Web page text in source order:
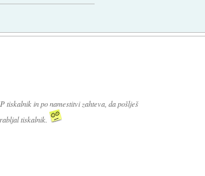
tiskalnik in po namestitvi zahteva, da pošlješ
tiskalnik.